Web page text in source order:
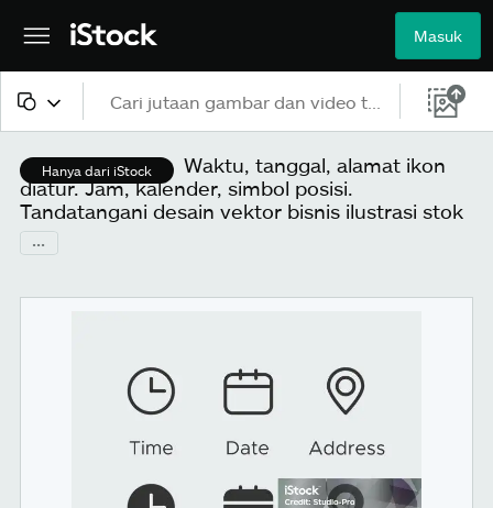
Masuk
Semua konten
Gambar
Ilustrasi
Hanya dari iStock
Waktu, tanggal, alamat ikon
diatur. Jam, kalender, simbol posisi.
Tandatangani desain vektor bisnis ilustrasi stok
...